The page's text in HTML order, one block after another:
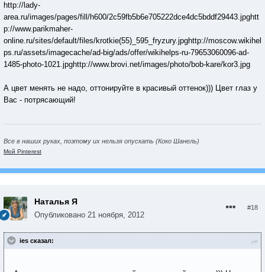
http://lady-
area.ru/images/pages/fill/h600/2c59fb5b6e705222dce4dc5bddf29443.jpghtt
p://www.parikmaher-
online.ru/sites/default/files/krotkie(55)_595_fryzury.jpghttp://moscow.wikihel
ps.ru/assets/imagecache/ad-big/ads/offer/wikihelps-ru-79653060096-ad-
1485-photo-1021.jpghttp://www.brovi.net/images/photo/bob-kare/kor3.jpg
А цвет менять не надо, оттонируйте в красивый оттенок))) Цвет глаз у
Вас - потрясающий!
Все в наших руках, поэтому их нельзя опускать (Коко Шанель)
Мой Pinterest
Наталья Я
Опубликовано 21 ноября, 2012
#18
ies сказал: